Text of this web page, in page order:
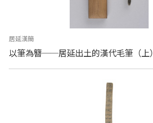
居延漢簡
以筆為簪──居延出土的漢代毛筆（上）